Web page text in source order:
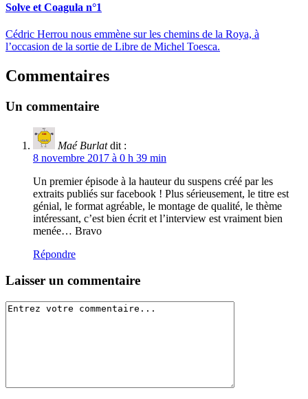
Solve et Coagula n°1
Cédric Herrou nous emmène sur les chemins de la Roya, à
l’occasion de la sortie de Libre de Michel Toesca.
Commentaires
Un commentaire
Maé Burlat dit :
8 novembre 2017 à 0 h 39 min
Un premier épisode à la hauteur du suspens créé par les
extraits publiés sur facebook ! Plus sérieusement, le titre est
génial, le format agréable, le montage de qualité, le thème
intéressant, c’est bien écrit et l’interview est vraiment bien
menée… Bravo
Répondre
Laisser un commentaire